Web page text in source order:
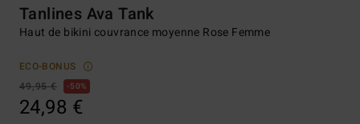
Tanlines Ava Tank
Haut de bikini couvrance moyenne Rose Femme
ECO-BONUS
49,95 €
50%
24,98 €